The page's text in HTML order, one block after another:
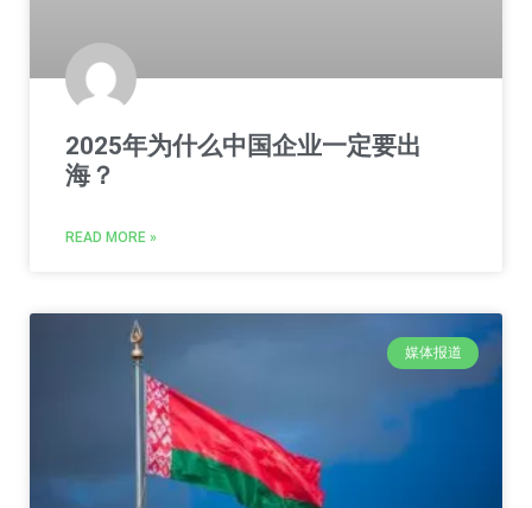
2025年为什么中国企业一定要出
海？
READ MORE »
媒体报道